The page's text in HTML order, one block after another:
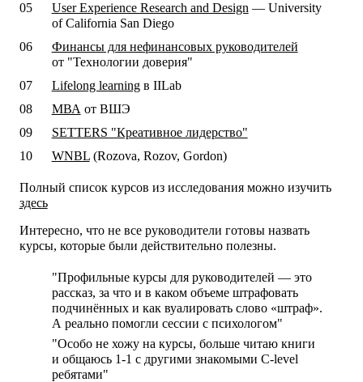
User Experience Research and Design— University
of California San Diego
Финансы для нефинансовых руководителей
от "Технологии доверия"
Lifelong learningв IILab
МВАот ВШЭ
SETTERS "Креативное лидерство"
WNBL(Rozova, Rozov, Gordon)
Полный список курсов из исследования можно изучить
здесь
Интересно, что не все руководители готовы назвать
курсы, которые были действительно полезны.
"Профильные курсы для руководителей — это
рассказ, за что и в каком объеме штрафовать
подчинённых и как вуалировать слово «штраф».
А реально помогли сессии с психологом"
"Особо не хожу на курсы, больше читаю книги
и общаюсь 1-1 с другими знакомыми C-level
ребятами"